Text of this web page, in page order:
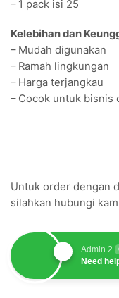
– 1 pack isi 25
Kelebihan dan
– Mudah digunakan
– Ramah lingkungan
– Harga terjangkau
– Cocok untuk bisnis
Untuk order dengan
silahkan hubungi
Admin 2
Need